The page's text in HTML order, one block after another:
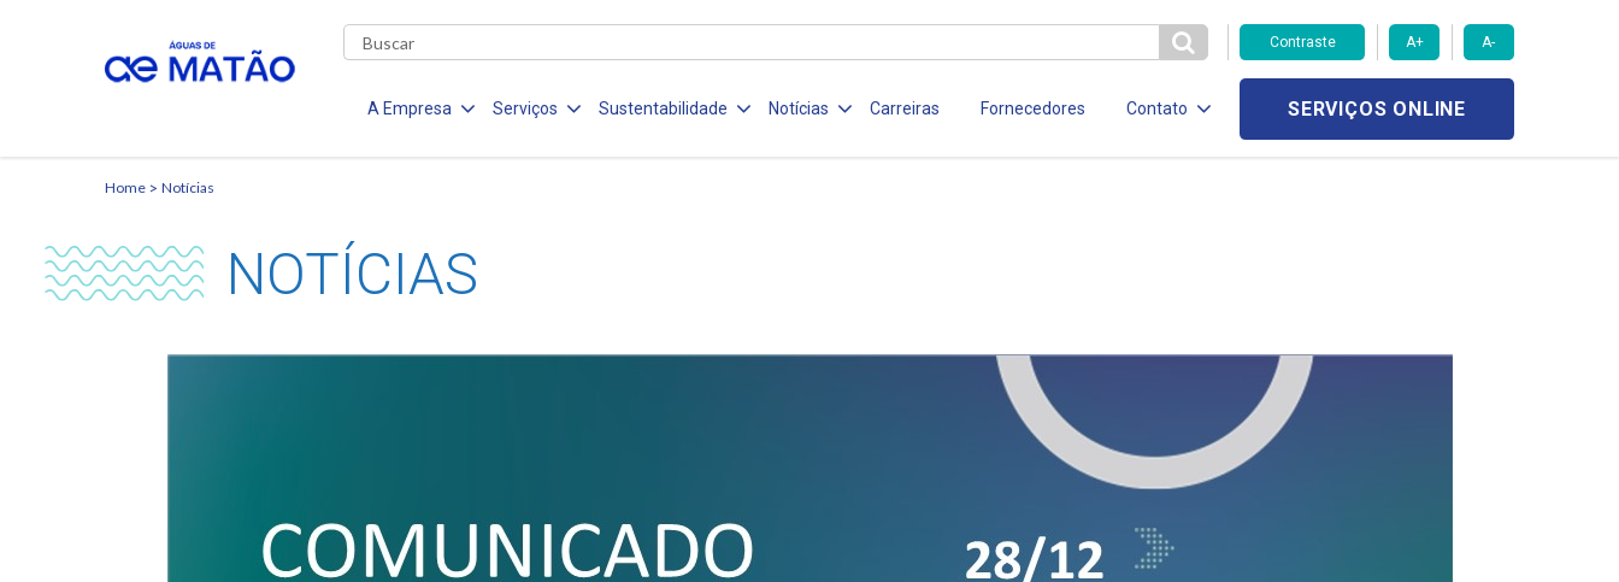
Contraste A+ A-
A Empresa Serviços Sustentabilidade Notícias Carreiras Fornecedores Contato SERVIÇOS ONLINE
Home Notícias
NOTÍCIAS